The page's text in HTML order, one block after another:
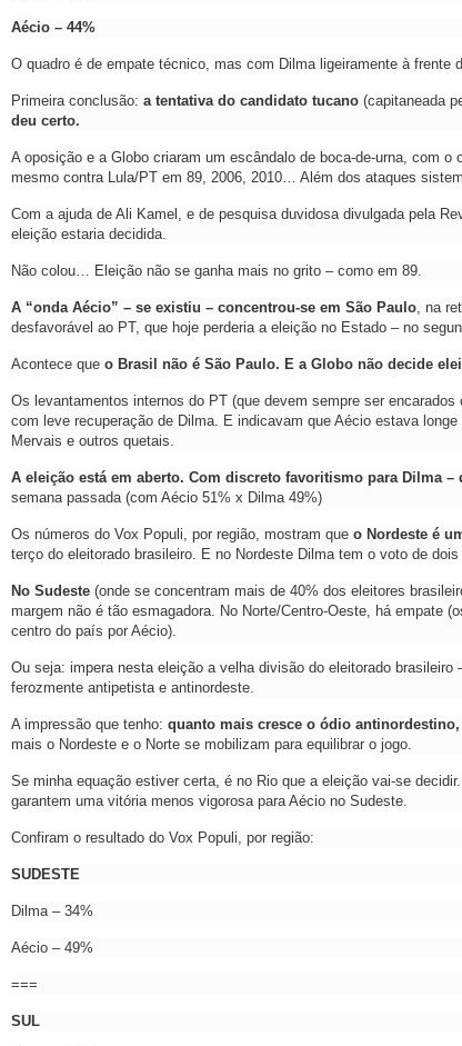
Aécio – 44%
O quadro é de empate técnico, mas com Dilma ligeiramente à frente
Primeira conclusão: a tentativa do candidato tucano (capitaneada
deu certo.
A oposição e a Globo criaram um escândalo de boca-de-urna, com
mesmo contra Lula/PT em 89, 2006, 2010… Além dos ataques
Com a ajuda de Ali Kamel, e de pesquisa duvidosa divulgada pela
eleição estaria decidida.
Não colou… Eleição não se ganha mais no grito – como em 89.
A “onda Aécio” – se existiu – concentrou-se em São Paulo , na
desfavorável ao PT, que hoje perderia a eleição no Estado – no
Acontece que o Brasil não é São Paulo. E a Globo não decide
Os levantamentos internos do PT (que devem sempre ser
com leve recuperação de Dilma. E indicavam que Aécio estava
Mervais e outros quetais.
A eleição está em aberto. Com discreto favoritismo para Dilma –
semana passada (com Aécio 51% x Dilma 49%)
Os números do Vox Populi, por região, mostram que o Nordeste é
terço do eleitorado brasileiro. E no Nordeste Dilma tem o voto de dois
No Sudeste (onde se concentram mais de 40% dos eleitores
margem não é tão esmagadora. No Norte/Centro-Oeste, há empate
centro do país por Aécio).
Ou seja: impera nesta eleição a velha divisão do eleitorado
ferozmente antipetista e antinordeste.
A impressão que tenho: quanto mais cresce o ódio
mais o Nordeste e o Norte se mobilizam para equilibrar o jogo.
Se minha equação estiver certa, é no Rio que a eleição vai-se
garantem uma vitória menos vigorosa para Aécio no Sudeste.
Confiram o resultado do Vox Populi, por região:
SUDESTE
Dilma – 34%
Aécio – 49%
===
SUL